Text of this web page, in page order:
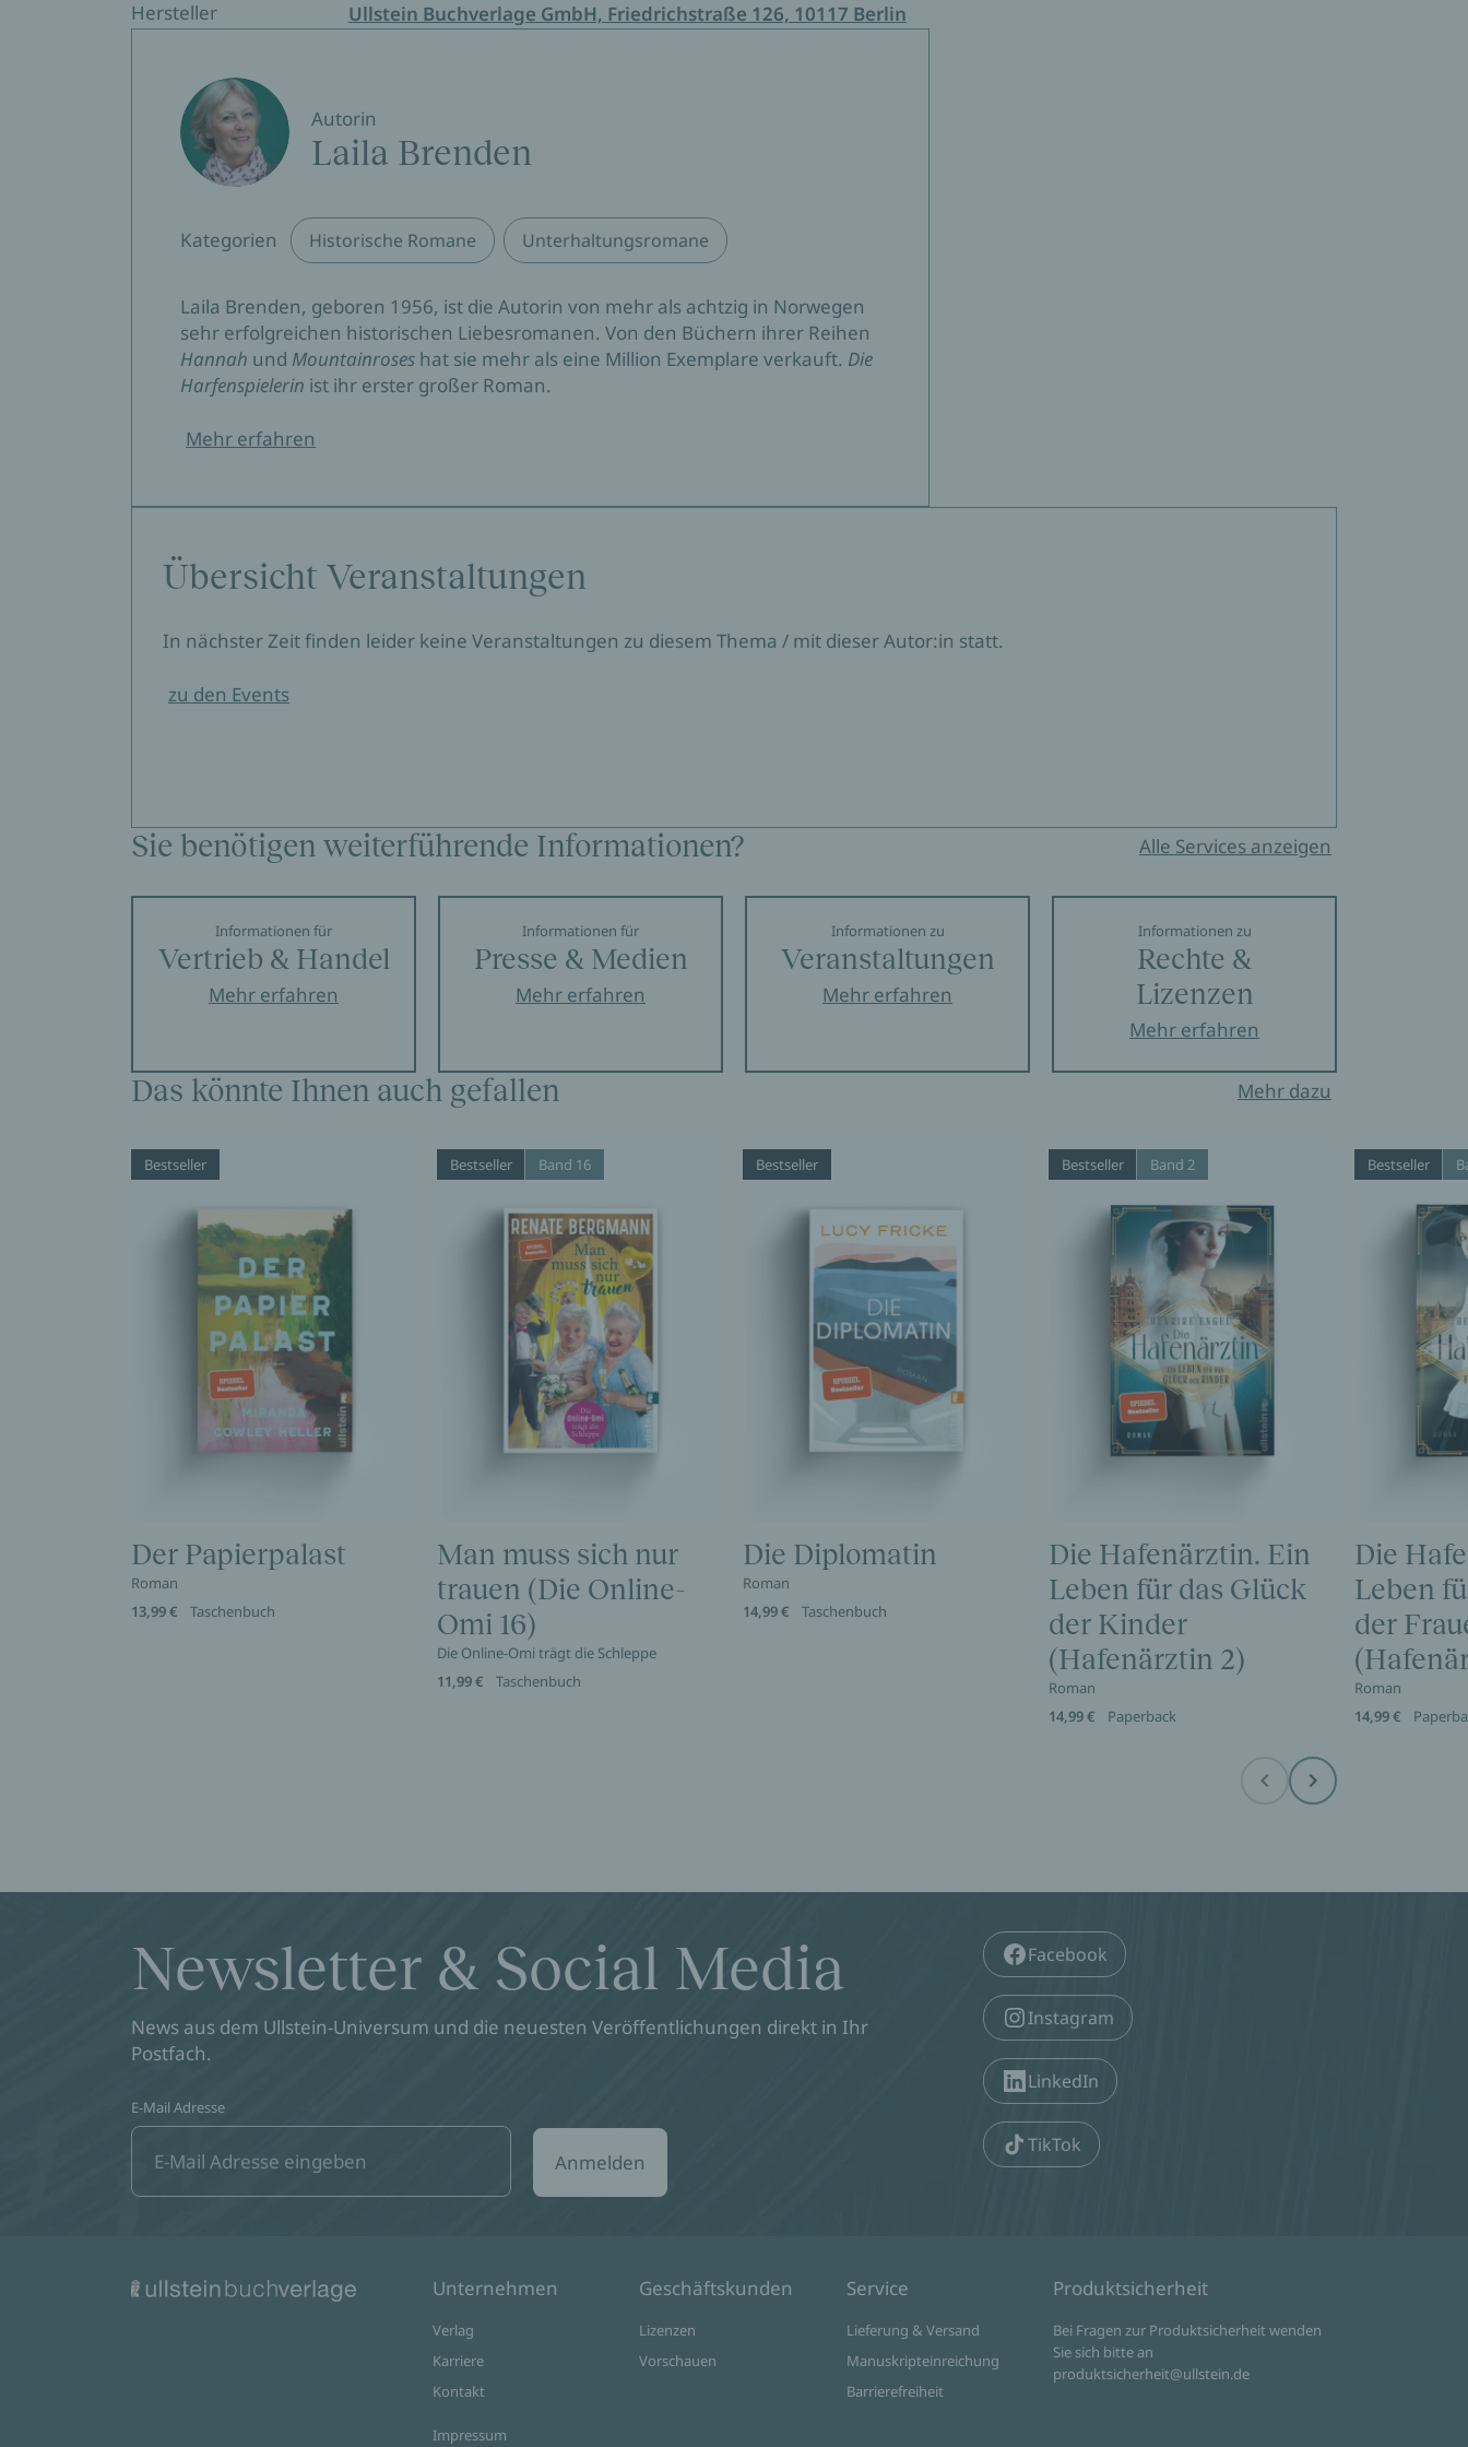
Hersteller
Ullstein Buchverlage GmbH, Friedrichstraße 126, 10117 Berlin
Autorin
Laila Brenden
Kategorien Historische Romane Unterhaltungsromane
Laila Brenden, geboren 1956, ist die Autorin von mehr als achtzig in Norwegen
sehr erfolgreichen historischen Liebesromanen. Von den Büchern ihrer Reihen
Hannah und Mountainroses hat sie mehr als eine Million Exemplare verkauft. Die
Harfenspielerin ist ihr erster großer Roman.
Mehr erfahren
Übersicht Veranstaltungen
In nächster Zeit finden leider keine Veranstaltungen zu diesem Thema / mit dieser Autor:in statt.
zu den Events
Sie benötigen weiterführende Informationen? Alle Services anzeigen
Informationen für
Vertrieb & Handel
Mehr erfahren
Informationen für
Presse & Medien
Mehr erfahren
Informationen zu
Veranstaltungen
Mehr erfahren
Informationen zu
Rechte &
Lizenzen
Mehr erfahren
Das könnte Ihnen auch gefallen Mehr dazu
Bestseller
Der Papierpalast
Roman
13,99 €
Taschenbuch
Bestseller Band 16
Man muss sich nur
trauen (Die Online-
Omi 16)
Die Online-Omi trägt die Schleppe
11,99 €
Taschenbuch
Bestseller
Die Diplomatin
Roman
14,99 €
Taschenbuch
Bestseller Band 2
Die Hafenärztin. Ein
Leben für das Glück
der Kinder
(Hafenärztin 2)
Roman
14,99 €
Paperback
Bestseller
Die
Leben
der
Roman
14,99 €
Before Next
Newsletter & Social Media
News aus dem Ullstein-Universum und die neuesten Veröffentlichungen direkt in Ihr
Postfach.
E-Mail Adresse
Anmelden
Facebook
Instagram
LinkedIn
TikTok
Unternehmen
Verlag
Karriere
Kontakt
Impressum
Geschäftskunden
Lizenzen
Vorschauen
Service
Lieferung & Versand
Manuskripteinreichung
Barrierefreiheit
Produktsicherheit
Bei Fragen zur Produktsicherheit wenden
Sie sich bitte an
produktsicherheit@ullstein.de